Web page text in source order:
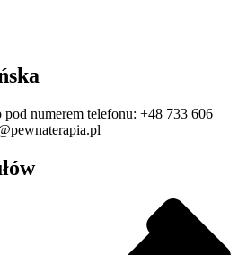
pod numerem telefonu: +48 733 606